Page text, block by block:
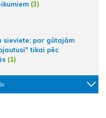
(3)
sieviete; par gūtajām
tikai pēc
(1)